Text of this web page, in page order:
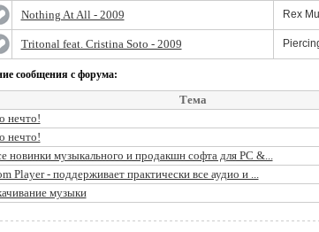
Nothing At All - 2009 Rex
Tritonal feat. Cristina Soto - 2009
сообщения с форума:
Тема
нечто!
нечто!
новинки музыкального и продакшн софта для PC &...
Player - поддерживает практически все аудио и ...
музыки